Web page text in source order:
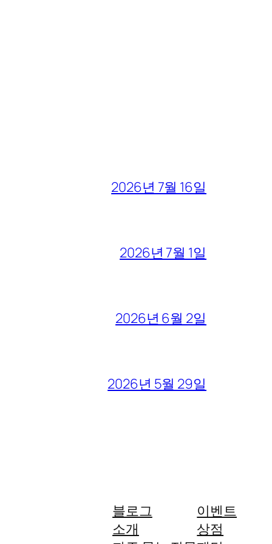
2026년 7월 16일
2026년 7월 1일
2026년 6월 2일
2026년 5월 29일
블로그
소개
이벤트
상점